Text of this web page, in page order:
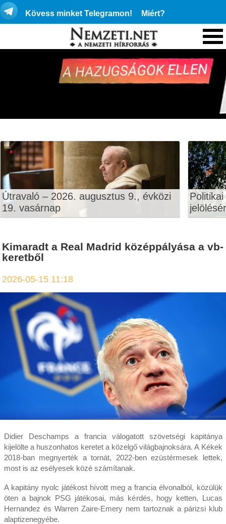
Kövess minket Telegramon! Miért?
Útravaló – 2026. augusztus 9., évközi
19. vasárnap
Kimaradt a Real Madrid középpályása a vb-
keretből
2026-05-15 11:18
Didier Deschamps a francia válogatott szövetségi kapitánya
kijelölte a huszonhatos keretet a közelgő világbajnoksára. A Kékek
2018-ban megnyerték a tornát, 2022-ben ezüstérmesek lettek,
most is az esélyesek közé számítanak.
A kapitány nyolc játékost hívott meg a francia élvonalból, közülük
öten a bajnok PSG játékosai, más kérdés, hogy ketten, Lucas
Hernandez és Warren Zaire-Emery nem tartoznak a párizsi klub
alaptizenegyébe.